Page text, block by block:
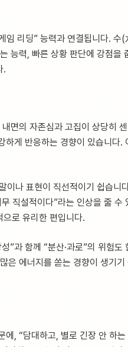
임 리딩” 능력과 연결됩니다.
능력, 빠른 상황 판단에 강점을
.
면의 자존심과 고집이 상당히
게 반응하는 경향이 있습니다.
나 표현이 직선적이기 쉽습니
직설적이다”라는 인상을 줄
로 유리한 편입니다.
”과 함께 “분산·과로”의 위험
은 에너지를 쏟는 경향이 생기
, “담대하고, 별로 긴장 안 하